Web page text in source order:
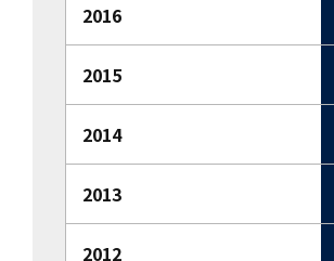
2016
2015
2014
2013
2012